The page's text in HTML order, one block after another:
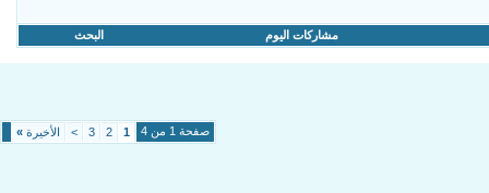
مشاركات اليوم البحث
صفحة 1 من 4 1
2
3
> الأخيرة »